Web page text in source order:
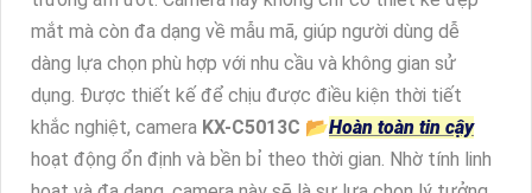
mắt mà còn đa dạng về mẫu mã, giúp người dùng dễ
dàng lựa chọn phù hợp với nhu cầu và không gian sử
dụng. Được thiết kế để chịu được điều kiện thời tiết
khắc nghiệt, camera KX-C5013C 📂Hoàn toàn tin cậy
hoạt động ổn định và bền bỉ theo thời gian. Nhờ tính linh